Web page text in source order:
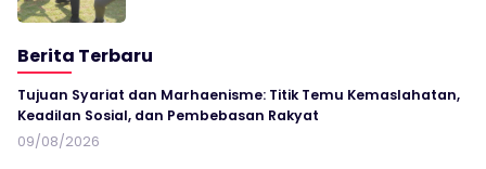
Berita Terbaru
Tujuan Syariat dan Marhaenisme: Titik Temu Kemaslahatan,
Keadilan Sosial, dan Pembebasan Rakyat
09/08/2026